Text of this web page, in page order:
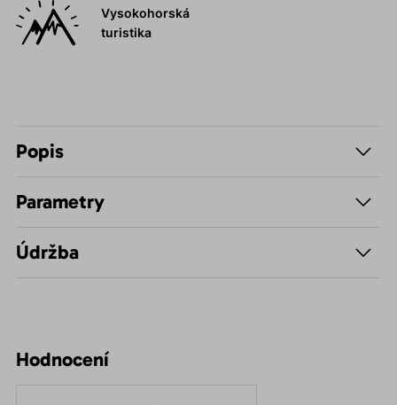
Vysokohorská
turistika
Popis
Parametry
Údržba
Hodnocení